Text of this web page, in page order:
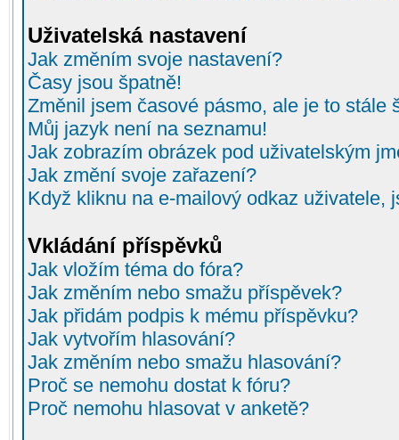
Uživatelská nastavení
Jak změním svoje nastavení?
Časy jsou špatně!
Změnil jsem časové pásmo, ale je to stále
Můj jazyk není na seznamu!
Jak zobrazím obrázek pod uživatelským
Jak změní svoje zařazení?
Když kliknu na e-mailový odkaz uživatele,
Vkládání příspěvků
Jak vložím téma do fóra?
Jak změním nebo smažu příspěvek?
Jak přidám podpis k mému příspěvku?
Jak vytvořím hlasování?
Jak změním nebo smažu hlasování?
Proč se nemohu dostat k fóru?
Proč nemohu hlasovat v anketě?